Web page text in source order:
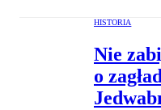
HISTORIA
Nie
o